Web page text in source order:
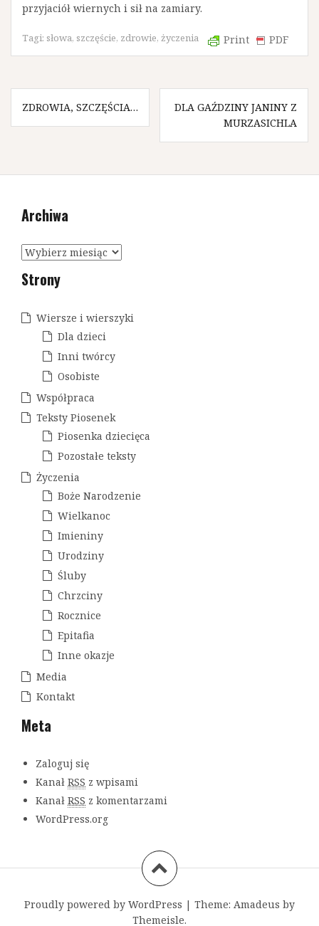
przyjaciół wiernych i sił na zamiary.
Print PDF
Tagi: słowa, szczęście, zdrowie, życzenia
i
w
ZDROWIA, SZCZĘŚCIA…
DLA GAŹDZINY JANINY Z
MURZASICHLA
Archiwa
A
c
i
Strony
Wiersze i wierszyki
Dla dzieci
Inni twórcy
Osobiste
Współpraca
Teksty Piosenek
Piosenka dziecięca
Pozostałe teksty
Życzenia
Boże Narodzenie
Wielkanoc
Imieniny
Urodziny
Śluby
Chrzciny
Rocznice
Epitafia
Inne okazje
Media
Kontakt
Meta
Zaloguj się
Kanał RSS z wpisami
Kanał RSS z komentarzami
WordPress.org
Proudly powered by WordPress | Theme: Amadeus by
Themeisle.